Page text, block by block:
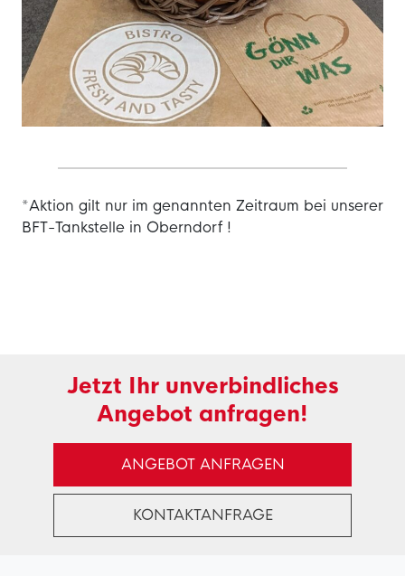
*Aktion gilt nur im genannten Zeitraum bei unserer
BFT-Tankstelle in Oberndorf !
Jetzt Ihr unverbindliches
Angebot anfragen!
ANGEBOT ANFRAGEN
KONTAKTANFRAGE